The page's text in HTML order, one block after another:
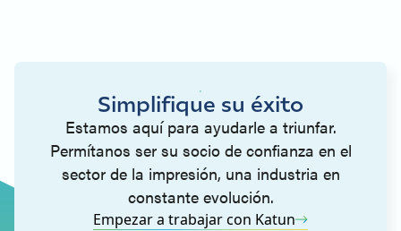
Simplifique su éxito
Estamos aquí para ayudarle a triunfar.
Permítanos ser su socio de confianza en el
sector de la impresión, una industria en
constante evolución.
Empezar a trabajar con Katun